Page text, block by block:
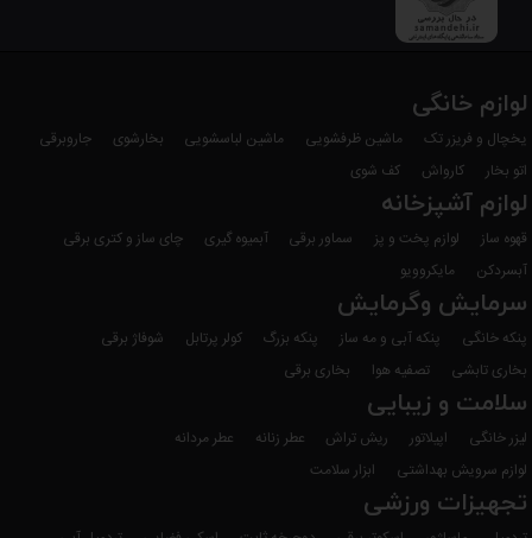
لوازم خانگی
یخچال و فریزر تک ماشین ظرفشویی ماشین لباسشویی بخارشوی
جاروبرقی
اتو بخار
کارواش کف شوی
لوازم آشپزخانه
قهوه ساز لوازم پخت و پز سماور برقی آبمیوه گیری
چای ساز و کتری برقی
آبسردکن
مایکروویو
سرمایش وگرمایش
پنکه خانگی پنکه آبی و مه ساز پنکه بزرگ کولر پرتابل
شوفاژ برقی
بخاری تابشی
تصفیه هوا بخاری برقی
سلامت و زیبایی
لیزر خانگی اپیلاتور ریش تراش عطر زنانه
عطر مردانه
لوازم سرویش بهداشتی
ابزار سلامت
تجهیزات ورزشی